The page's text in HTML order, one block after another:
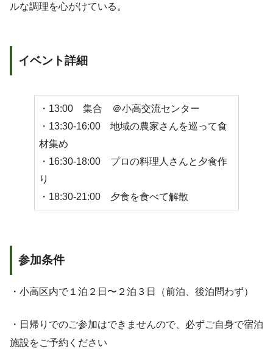
ルな調理を心がけている。
イベント詳細
・13:00 集合 ＠小高交流センター
・13:30-16:00 地域の農家さんを巡って食
材集め
・16:30-18:00 プロの料理人さんと夕食作
り
・18:30-21:00 夕食を食べて解散
参加条件
・小高区内で１泊２日〜２泊３日（前泊、後泊問わず）
・日帰りでのご参加はできませんので、必ずご自身で宿泊
施設をご予約ください